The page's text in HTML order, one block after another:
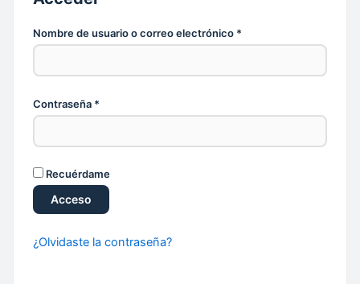
Nombre de usuario o correo electrónico *
Contraseña *
Recuérdame
Acceso
¿Olvidaste la contraseña?